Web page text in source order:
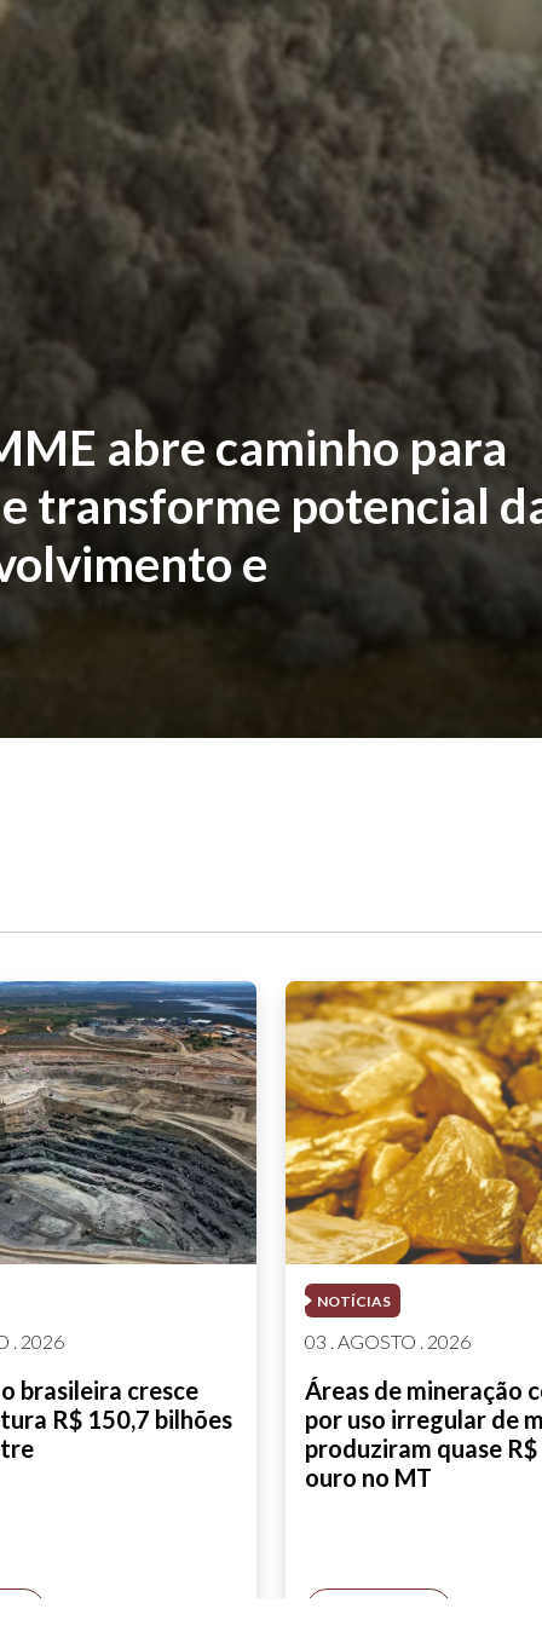
abre caminho para
transforme potencial
e
. 2026
brasileira cresce
R$ 150,7 bilhões
NOTÍCIAS
03 . AGOSTO . 2026
Áreas de mineração
por uso irregular de
produziram quase R$
ouro no MT